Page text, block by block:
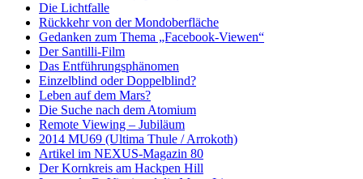
Die Lichtfalle
Rückkehr von der Mondoberfläche
Gedanken zum Thema „Facebook-Viewen“
Der Santilli-Film
Das Entführungsphänomen
Einzelblind oder Doppelblind?
Leben auf dem Mars?
Die Suche nach dem Atomium
Remote Viewing – Jubiläum
2014 MU69 (Ultima Thule / Arrokoth)
Artikel im NEXUS-Magazin 80
Der Kornkreis am Hackpen Hill